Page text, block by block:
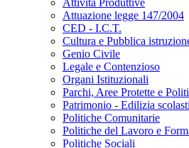
Attività Produttive
Attuazione legge 147/2004
CED - I.C.T.
Cultura e Pubblica
Genio Civile
Legale e Contenzioso
Organi Istituzionali
Parchi, Aree Protette e
Patrimonio - Edilizia
Politiche Comunitarie
Politiche del Lavoro e
Politiche Sociali